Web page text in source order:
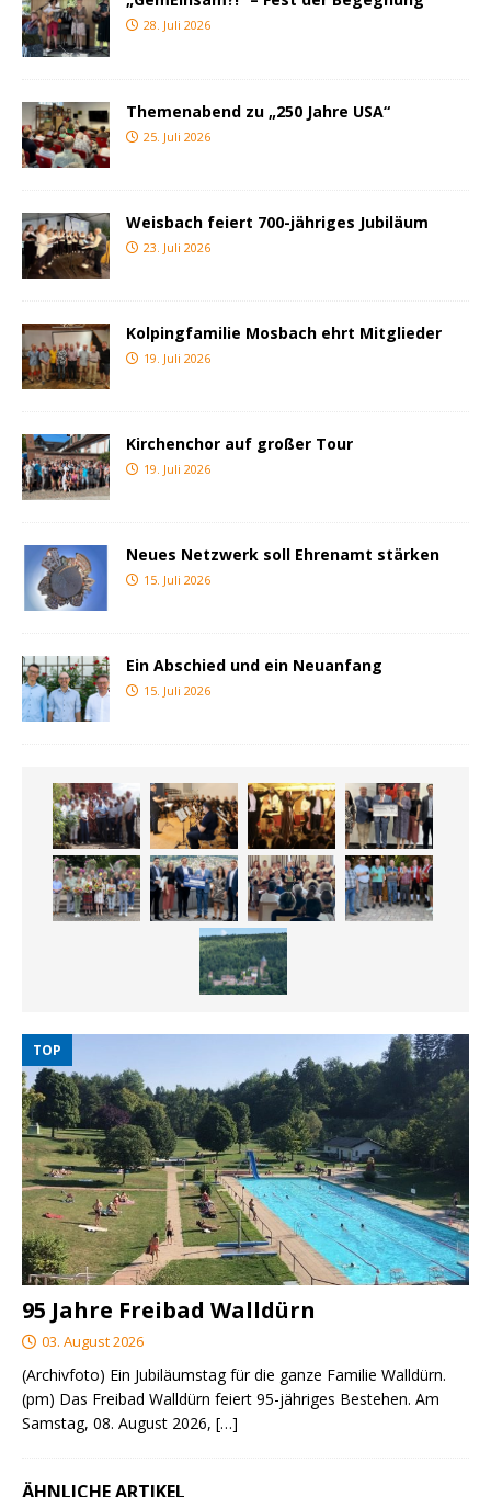
28. Juli 2026
Themenabend zu „250 Jahre USA“
25. Juli 2026
Weisbach feiert 700-jähriges Jubiläum
23. Juli 2026
Kolpingfamilie Mosbach ehrt Mitglieder
19. Juli 2026
Kirchenchor auf großer Tour
19. Juli 2026
Neues Netzwerk soll Ehrenamt stärken
15. Juli 2026
Ein Abschied und ein Neuanfang
15. Juli 2026
TOP
95 Jahre Freibad Walldürn
03. August 2026
(Archivfoto) Ein Jubiläumstag für die ganze Familie Walldürn.
(pm) Das Freibad Walldürn feiert 95-jähriges Bestehen. Am
Samstag, 08. August 2026, […]
ÄHNLICHE ARTIKEL